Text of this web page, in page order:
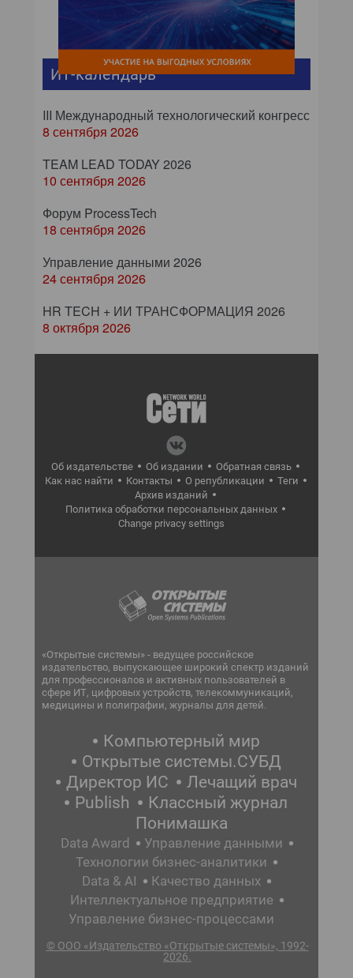
ИТ-календарь
III Международный технологический конгресс
8 сентября 2026
TEAM LEAD TODAY 2026
10 сентября 2026
Форум ProcessTech
18 сентября 2026
Управление данными 2026
24 сентября 2026
HR TECH + ИИ ТРАНСФОРМАЦИЯ 2026
8 октября 2026
Об издательстве Об издании
Обратная связь
Как нас найти
Контакты О републикации
Теги
Архив изданий
Политика обработки персональных данных
Change privacy settings
«Открытые системы» - ведущее российское
издательство, выпускающее широкий спектр изданий
для профессионалов и активных пользователей в
сфере ИТ, цифровых устройств, телекоммуникаций,
медицины и полиграфии, журналы для детей.
Компьютерный мир
Открытые системы.СУБД
Директор ИС
Лечащий врач
Publish
Классный журнал
Понимашка
Data Award
Управление данными
Технологии бизнес-аналитики
Data & AI
Качество данных
Интеллектуальное предприятие
Управление бизнес-процессами
© ООО «Издательство «Открытые системы», 1992-
2026.